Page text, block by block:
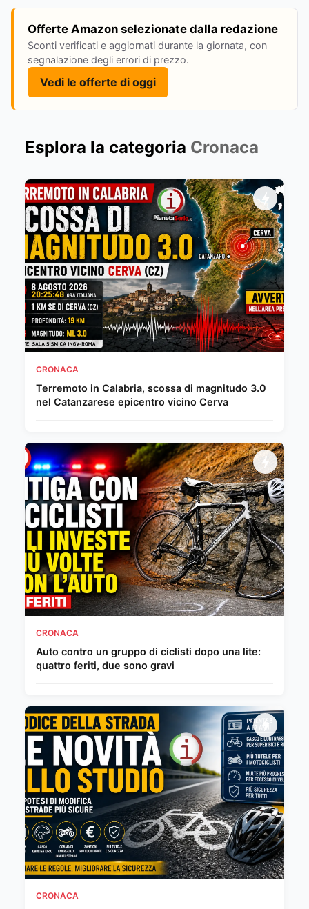
Offerte Amazon selezionate dalla redazione
Sconti verificati e aggiornati durante la giornata, con
segnalazione degli errori di prezzo.
Vedi le offerte di oggi
Esplora la categoria Cronaca
CRONACA
Terremoto in Calabria, scossa di magnitudo 3.0
nel Catanzarese epicentro vicino Cerva
CRONACA
Auto contro un gruppo di ciclisti dopo una lite:
quattro feriti, due sono gravi
CRONACA